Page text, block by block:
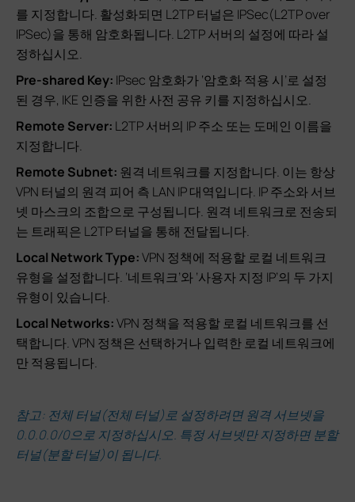
를 지정합니다. 활성화되면 L2TP 터널은 IPSec(L2TP over
IPSec)을 통해 암호화됩니다. L2TP 서버의 설정에 따라 설
정하십시오.
Pre-shared Key: IPsec 암호화가 ‘암호화 적용 시’로 설정
된 경우, IKE 인증을 위한 사전 공유 키를 지정하십시오.
Remote Server: L2TP 서버의 IP 주소 또는 도메인 이름을
지정합니다.
Remote Subnet: 원격 네트워크를 지정합니다. 이는 항상
VPN 터널의 원격 피어 측 LAN IP 대역입니다. IP 주소와 서브
넷 마스크의 조합으로 구성됩니다. 원격 네트워크로 전송되
는 트래픽은 L2TP 터널을 통해 전달됩니다.
Local Network Type:VPN 정책에 적용할 로컬 네트워크
유형을 설정합니다. ‘네트워크’와 ‘사용자 지정 IP’의 두 가지
유형이 있습니다.
Local Networks:VPN 정책을 적용할 로컬 네트워크를 선
택합니다. VPN 정책은 선택하거나 입력한 로컬 네트워크에
만 적용됩니다.
참고: 전체 터널(전체 터널)로 설정하려면 원격 서브넷을
0.0.0.0/0으로 지정하십시오. 특정 서브넷만 지정하면 분할
터널(분할 터널)이 됩니다.